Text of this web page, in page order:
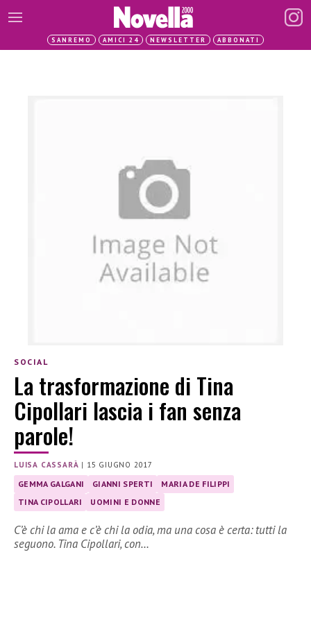
SANREMO AMICI 24 NEWSLETTER ABBONATI
SOCIAL
La trasformazione di Tina
Cipollari lascia i fan senza
parole!
LUISA CASSARÀ | 15 GIUGNO 2017
GEMMA GALGANI GIANNI SPERTI
MARIA DE FILIPPI
TINA CIPOLLARI
UOMINI E DONNE
C’è chi la ama e c’è chi la odia, ma una cosa è certa: tutti la
seguono. Tina Cipollari, con…